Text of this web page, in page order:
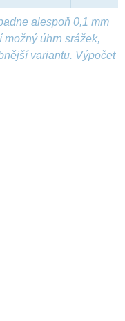
alespoň 0,1 mm
úhrn srážek,
variantu. Výpočet